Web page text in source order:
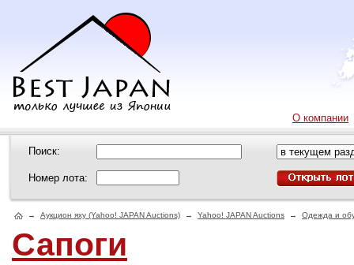
О компании
Поиск:
Номер лота:
→ Аукцион яху (Yahoo! JAPAN Auctions) → Yahoo! JAPAN Auctions → Одежда и
Сапоги